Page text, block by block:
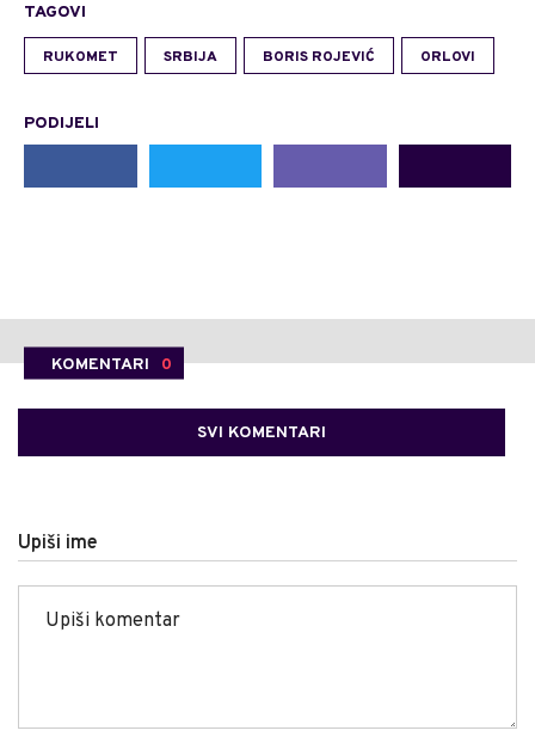
TAGOVI
RUKOMET SRBIJA BORIS ROJEVIĆ ORLOVI
PODIJELI
KOMENTARI 0
SVI KOMENTARI
Upiši ime